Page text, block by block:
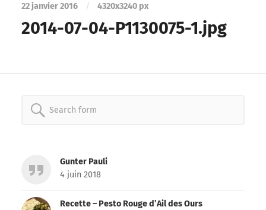
22 janvier 2016 / 4320x3240 px
2014-07-04-P1130075-1.jpg
Search
Gunter Pauli
4 juin 2018
Recette – Pesto Rouge d’Ail des Ours